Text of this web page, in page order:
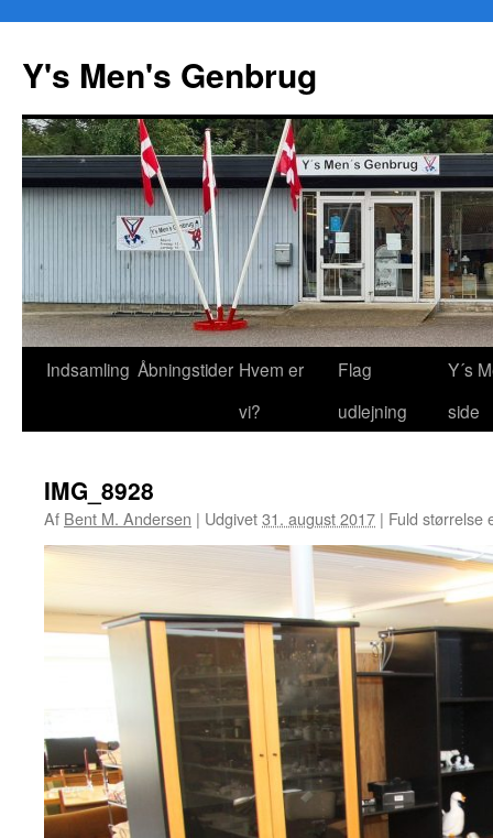
Y's Men's Genbrug
Hop
Indsamling Åbningstider Hvem er
vi?
Flag
udlejning
Y´s
side
IMG_8928
Af Bent M. Andersen | Udgivet31. august 2017 | Fuld størrelse